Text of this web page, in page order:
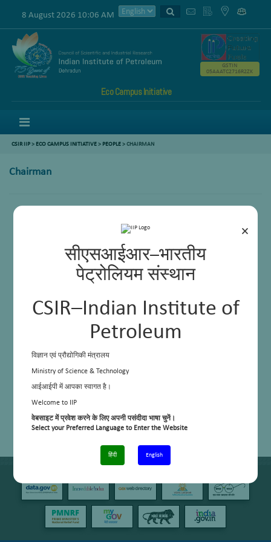
×
सीएसआईआर–भारतीय
पेट्रोलियम संस्थान
CSIR–Indian Institute of
Petroleum
विज्ञान एवं प्रौद्योगिकी मंत्रालय
Ministry of Science & Technology
आईआईपी में आपका स्वागत है।
Welcome to IIP
वेबसाइट में प्रवेश करने के लिए अपनी पसंदीदा भाषा चुनें।
Select your Preferred Language to Enter the Website
हिंदी English
8 August 2026 10:06 AM
Eco Campus Initiative
GSTIN
05AAATC2716R2ZK
CSIR IIP> ECO CAMPUS INITIATIVE> PEOPLE> CHAIRMAN
Chairman